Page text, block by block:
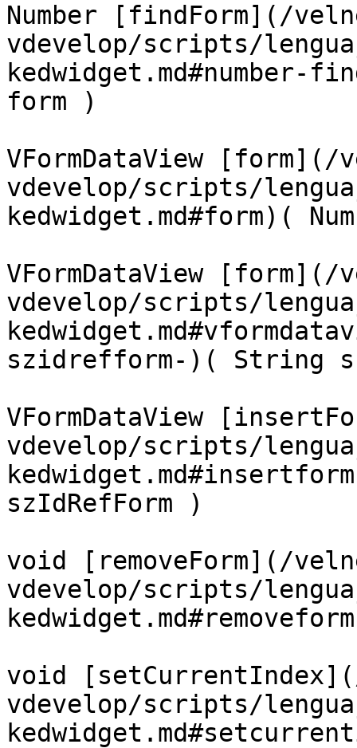
Number [findForm](/
vdevelop/scripts/
kedwidget.md#number-
form )
VFormDataView [form](/
vdevelop/scripts/
kedwidget.md#form)(
VFormDataView [form](/
vdevelop/scripts/
szidrefform-)( String
VFormDataView
vdevelop/scripts/
szIdRefForm )
void [removeForm](/
vdevelop/scripts/
void
vdevelop/scripts/